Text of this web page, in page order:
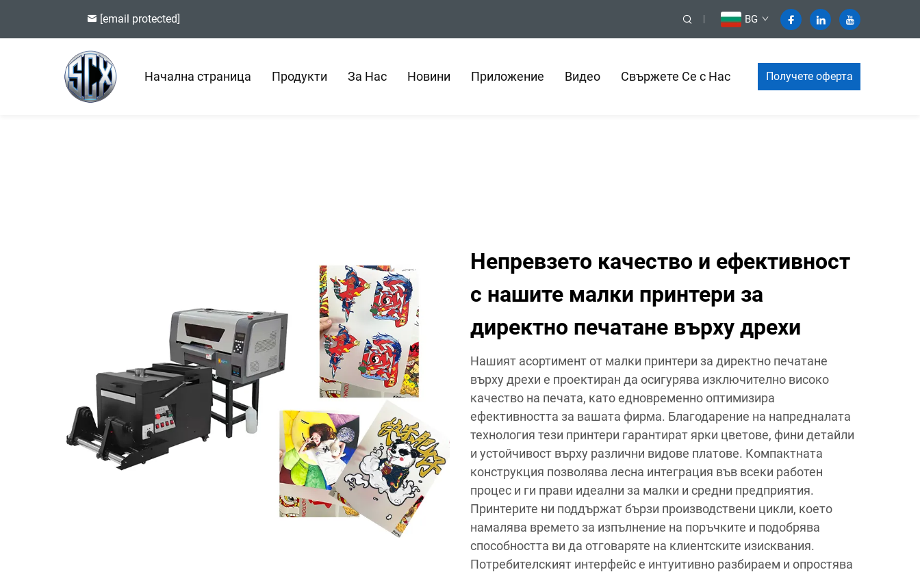
[email protected] BG
Начална страница Продукти За Нас Новини Приложение Видео Свържете Се с Нас Получете оферта
Непревзето качество и ефективност
с нашите малки принтери за
директно печатане върху дрехи
Нашият асортимент от малки принтери за директно печатане
върху дрехи е проектиран да осигурява изключително високо
качество на печата, като едновременно оптимизира
ефективността за вашата фирма. Благодарение на напредналата
технология тези принтери гарантират ярки цветове, фини детайли
и устойчивост върху различни видове платове. Компактната
конструкция позволява лесна интеграция във всеки работен
процес и ги прави идеални за малки и средни предприятия.
Принтерите ни поддържат бързи производствени цикли, което
намалява времето за изпълнение на поръчките и подобрява
способността ви да отговаряте на клиентските изисквания.
Потребителският интерфейс е интуитивно разбираем и опростява